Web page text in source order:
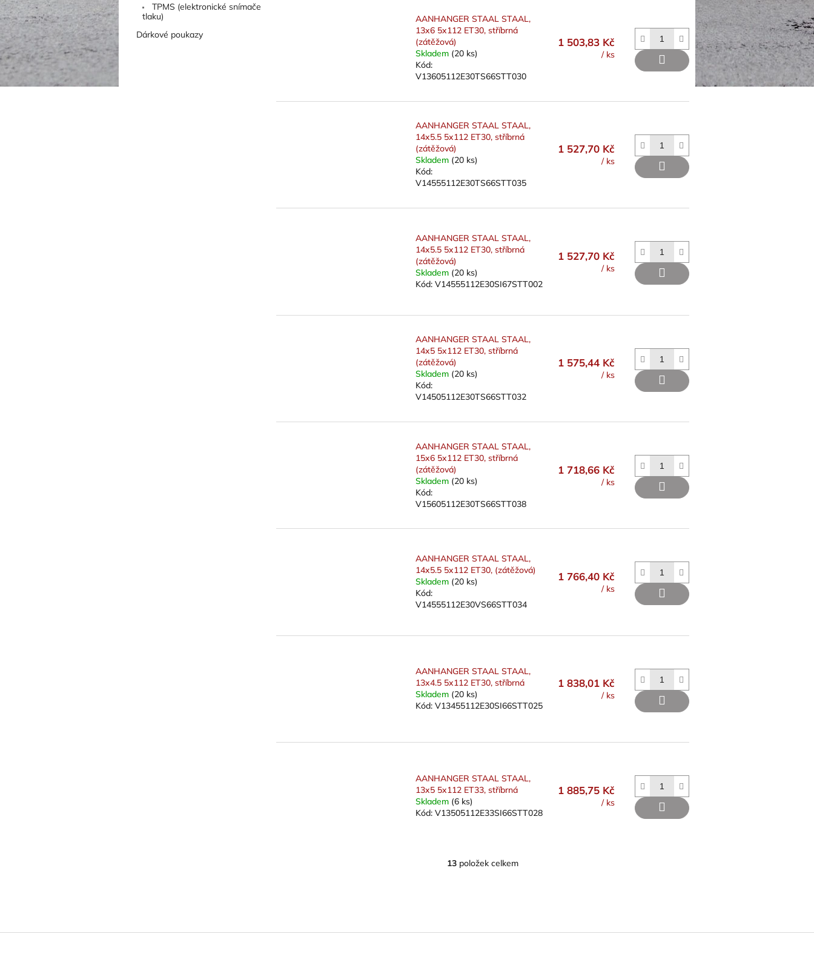
TPMS (elektronické snímače
tlaku)
Dárkové poukazy
AANHANGER STAAL STAAL,
13x6 5x112 ET30, stříbrná
(zátěžová)
Skladem (20 ks)
Kód:
V13605112E30TS66STT030
1 503,83 Kč
/ ks
AANHANGER STAAL STAAL,
14x5.5 5x112 ET30, stříbrná
(zátěžová)
Skladem (20 ks)
Kód:
V14555112E30TS66STT035
1 527,70 Kč
/ ks
AANHANGER STAAL STAAL,
14x5.5 5x112 ET30, stříbrná
(zátěžová)
Skladem (20 ks)
Kód: V14555112E30SI67STT002
1 527,70 Kč
/ ks
AANHANGER STAAL STAAL,
14x5 5x112 ET30, stříbrná
(zátěžová)
Skladem (20 ks)
Kód:
V14505112E30TS66STT032
1 575,44 Kč
/ ks
AANHANGER STAAL STAAL,
15x6 5x112 ET30, stříbrná
(zátěžová)
Skladem (20 ks)
Kód:
V15605112E30TS66STT038
1 718,66 Kč
/ ks
AANHANGER STAAL STAAL,
14x5.5 5x112 ET30, (zátěžová)
Skladem (20 ks)
Kód:
V14555112E30VS66STT034
1 766,40 Kč
/ ks
AANHANGER STAAL STAAL,
13x4.5 5x112 ET30, stříbrná
Skladem (20 ks)
Kód: V13455112E30SI66STT025
1 838,01 Kč
/ ks
AANHANGER STAAL STAAL,
13x5 5x112 ET33, stříbrná
Skladem (6 ks)
Kód: V13505112E33SI66STT028
1 885,75 Kč
/ ks
O
c
13 položek celkem